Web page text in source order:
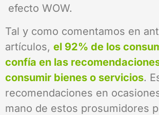
efecto WOW.
Tal y como comentamos en
artículos, el 92% de los
confía en las
consumir bienes o servicios.
recomendaciones en
mano de estos prosumidores